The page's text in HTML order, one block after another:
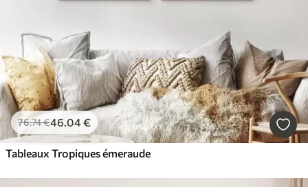
76.74€46 .04€
Tableaux Tropiques émeraude